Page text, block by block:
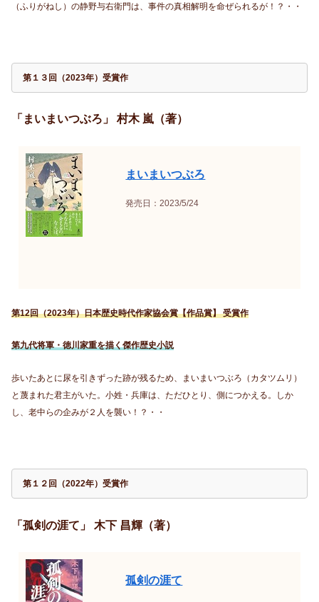
（ふりがねし）の静野与右衛門は、事件の真相解明を命ぜられるが！？・・
第１３回（2023年）受賞作
「まいまいつぶろ」 村木 嵐（著）
まいまいつぶろ
発売日：2023/5/24
第12回（2023年）日本歴史時代作家協会賞【作品賞】 受賞作
第九代将軍・徳川家重を描く傑作歴史小説
歩いたあとに尿を引きずった跡が残るため、まいまいつぶろ（カタツムリ）
と蔑まれた君主がいた。小姓・兵庫は、ただひとり、側につかえる。しか
し、老中らの企みが２人を襲い！？・・
第１２回（2022年）受賞作
「孤剣の涯て」 木下 昌輝（著）
孤剣の涯て